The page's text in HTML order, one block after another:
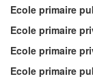
Ecole primaire
Ecole primaire
Ecole primaire
Ecole primaire